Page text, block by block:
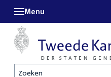
Zoeken
Menu